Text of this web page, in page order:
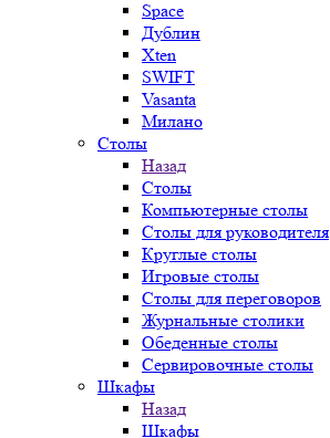
Space
Дублин
Xten
SWIFT
Vasanta
Милано
Столы
Назад
Столы
Компьютерные столы
Столы для руководителя
Круглые столы
Игровые столы
Столы для переговоров
Журнальные столики
Обеденные столы
Сервировочные столы
Шкафы
Назад
Шкафы